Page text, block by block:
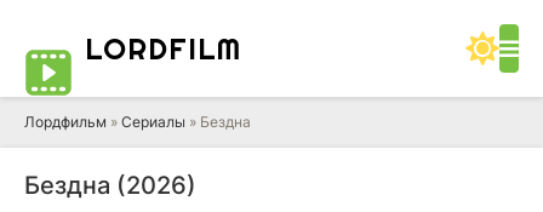
LORDFILM
Лордфильм » Сериалы » Бездна
Бездна (2026)